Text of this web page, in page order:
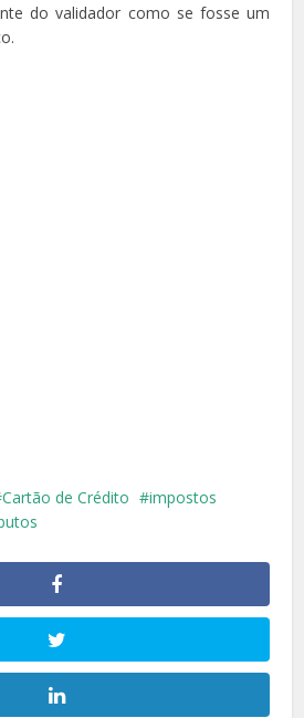
do validador como se fosse um
Cartão de Crédito
impostos